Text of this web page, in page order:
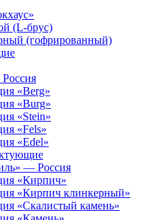
(L-брус)
(гофрированный)
«Berg»
«Burg»
«Stein»
«Fels»
«Edel»
— Россия
«Кирпич»
«Кирпич клинкерный»
«Скалистый камень»